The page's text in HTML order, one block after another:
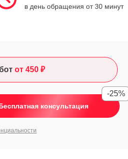
в день обращения от 30 минут
от 450 ₽
консультация
-25%